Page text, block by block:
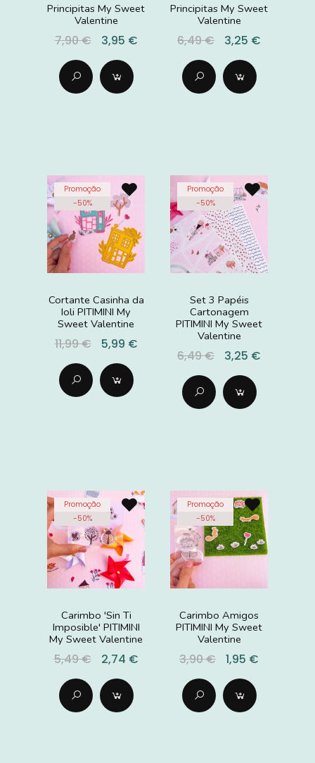
Principitas My Sweet
Valentine
7,90 € 3,95 €
Principitas My Sweet
Valentine
6,49 € 3,25 €
Promoção
-50%
Cortante Casinha da
Ioli PITIMINI My
Sweet Valentine
11,99 € 5,99 €
Promoção
-50%
Set 3 Papéis
Cartonagem
PITIMINI My Sweet
Valentine
6,49 € 3,25 €
Promoção
-50%
Carimbo 'Sin Ti
Imposible' PITIMINI
My Sweet Valentine
5,49 € 2,74 €
Promoção
-50%
Carimbo Amigos
PITIMINI My Sweet
Valentine
3,90 € 1,95 €